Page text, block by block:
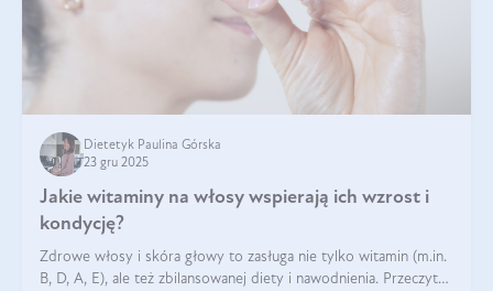
Dietetyk Paulina Górska
23 gru 2025
Jakie witaminy na włosy wspierają ich wzrost i
kondycję?
Zdrowe włosy i skóra głowy to zasługa nie tylko witamin (m.in.
B, D, A, E), ale też zbilansowanej diety i nawodnienia. Przeczytaj